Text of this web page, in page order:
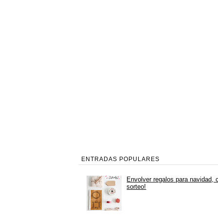
ENTRADAS POPULARES
Envolver regalos para navidad,
sorteo!